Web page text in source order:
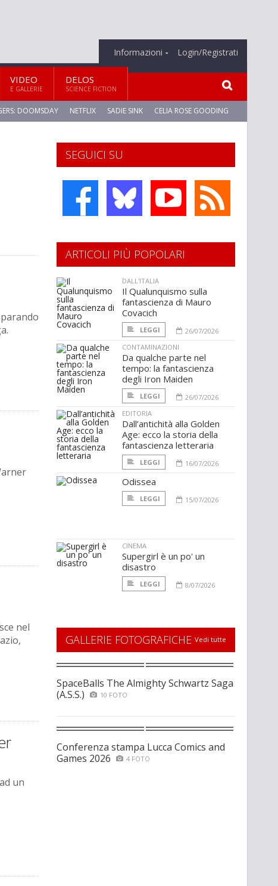
Informazioni Login/Registrati
VIDEO
E GALLERIE
DELOS
SCIENCE FICTION
DOOMSDAY NETFLIX SADIE SINK CELIA ROSE GOODING
nel
un
SEGUICI SU
ARTICOLI PIÙ POPOLARI
DALL'ITALIA
Il Qualunquismo sulla
fantascienza di Mauro
Covacich
LEGGI
26/07/2026
CONTAMINAZIONI
Da qualche parte nel
tempo: la fantascienza
degli Iron Maiden
LEGGI
26/07/2026
EDITORIA
Dall’antichità alla Golden
Age: ecco la storia della
fantascienza letteraria
LEGGI 16/07/2026
Odissea
LEGGI 15/07/2026
CINEMA
Supergirl è un po' un
disastro
LEGGI 8/07/2026
GALLERIE FOTOGRAFICHE Vedi tutte
SpaceBalls The Almighty Schwartz Saga
(A.S.S.)
10 FOTO
Conferenza stampa Lucca Comics and
Games 2026
4 FOTO